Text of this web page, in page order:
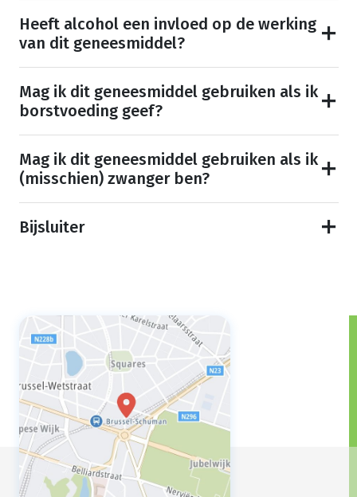
Heeft alcohol een invloed op de werking
van dit geneesmiddel?
Mag ik dit geneesmiddel gebruiken als ik
borstvoeding geef?
Mag ik dit geneesmiddel gebruiken als ik
(misschien) zwanger ben?
Bijsluiter